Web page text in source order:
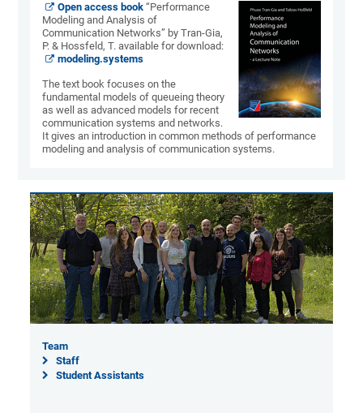
Open access book “Performance
Modeling and Analysis of
Communication Networks” by Tran-Gia,
P. & Hossfeld, T. available for download:
modeling.systems
The text book focuses on the
fundamental models of queueing theory
as well as advanced models for recent
communication systems and networks.
It gives an introduction in common methods of performance
modeling and analysis of communication systems.
Team
Staff
Student Assistants